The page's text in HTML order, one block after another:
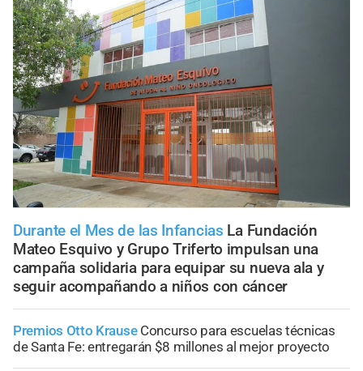
Durante el Mes de las Infancias La Fundación
Mateo Esquivo y Grupo Triferto impulsan una
campaña solidaria para equipar su nueva ala y
seguir acompañando a niños con cáncer
Premios Otto Krause Concurso para escuelas técnicas
de Santa Fe: entregarán $8 millones al mejor proyecto